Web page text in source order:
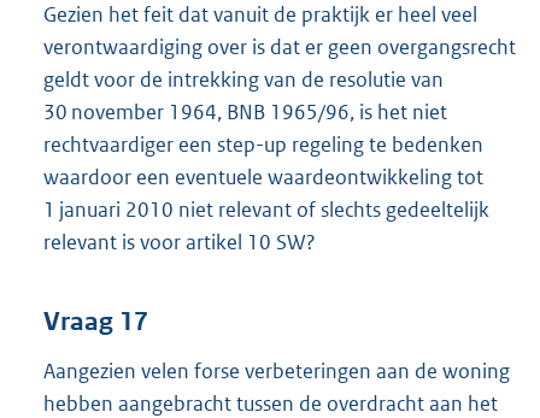
Gezien het feit dat vanuit de praktijk er heel veel
verontwaardiging over is dat er geen overgangsrecht
geldt voor de intrekking van de resolutie van
30 november 1964, BNB 1965/96, is het niet
rechtvaardiger een step-up regeling te bedenken
waardoor een eventuele waardeontwikkeling tot
1 januari 2010 niet relevant of slechts gedeeltelijk
relevant is voor artikel 10 SW?
Vraag 17
Aangezien velen forse verbeteringen aan de woning
hebben aangebracht tussen de overdracht aan het